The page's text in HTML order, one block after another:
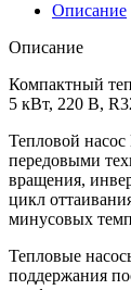
Описание
Описание
Компактный
5 кВт, 220 В,
Тепловой
передовыми
вращения,
цикл
минусовых
Тепловые
поддержания